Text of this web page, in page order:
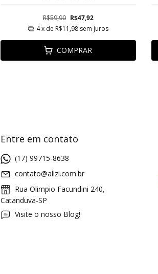
R$59,90 R$47,92
4x de R$11,98 sem juros
COMPRAR
Entre em contato
(17) 99715-8638
contato@alizi.com.br
Rua Olimpio Facundini 240,
Catanduva-SP
Visite o nosso Blog!